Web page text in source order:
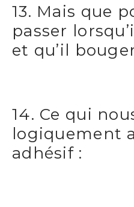
13. Mais que
passer
et qu’il
14. Ce qui
logiquement
adhésif :